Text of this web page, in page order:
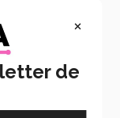
su crecimiento,
de
Lideres del
que le hizo
×
de